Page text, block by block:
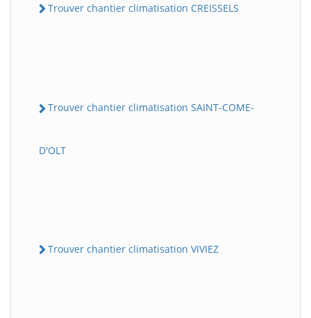
Trouver chantier climatisation CREISSELS
Trouver chantier climatisation SAINT-COME-
D'OLT
Trouver chantier climatisation VIVIEZ